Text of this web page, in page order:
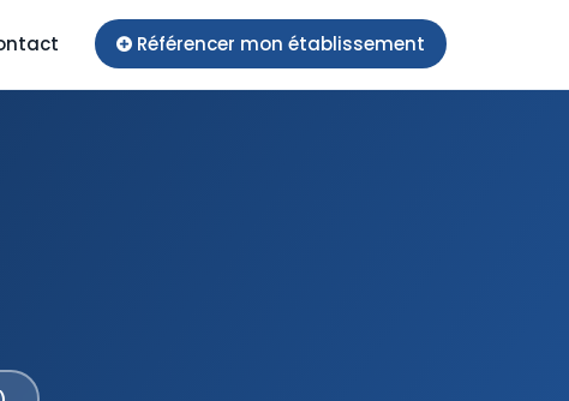
Référencer mon établissement